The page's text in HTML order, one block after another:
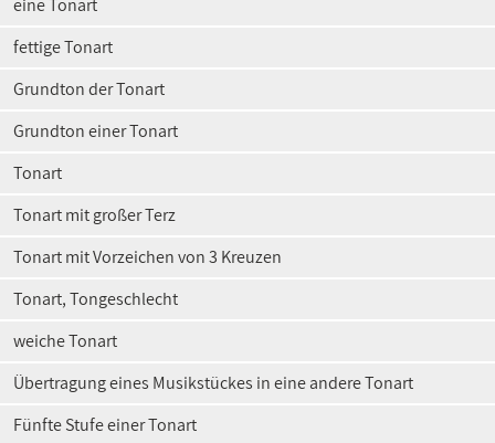
eine Tonart
fettige Tonart
Grundton der Tonart
Grundton einer Tonart
Tonart
Tonart mit großer Terz
Tonart mit Vorzeichen von 3 Kreuzen
Tonart, Tongeschlecht
weiche Tonart
Übertragung eines Musikstückes in eine andere Tonart
Fünfte Stufe einer Tonart